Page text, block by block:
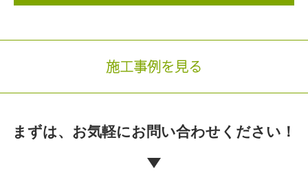
施工事例を見る
まずは、お気軽にお問い合わせください！